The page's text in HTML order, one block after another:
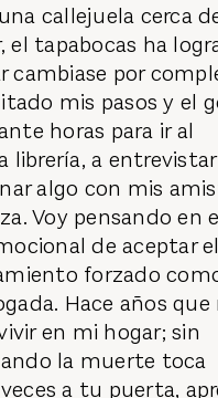
callejuela cerca
el tapabocas ha
cambiase por
mis pasos y el
horas para ir al
librería, a
algo con mis
Voy pensando en
de aceptar
forzado
Hace años que
en mi hogar; sin
la muerte toca
a tu puerta,